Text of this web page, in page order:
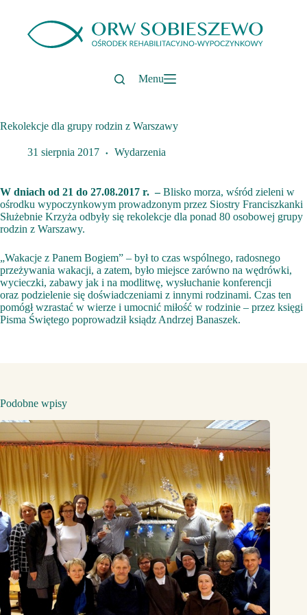
Menu
Rekolekcje dla grupy rodzin z Warszawy
31 sierpnia 2017 Wydarzenia
W dniach od 21 do 27.08.2017 r. –Blisko morza, wśród zieleni w
ośrodku wypoczynkowym prowadzonym przez Siostry Franciszkanki
Służebnie Krzyża odbyły się rekolekcje dla ponad 80 osobowej grupy
rodzin z Warszawy.
„Wakacje z Panem Bogiem” – był to czas wspólnego, radosnego
przeżywania wakacji, a zatem, było miejsce zarówno na wędrówki,
wycieczki, zabawy jak i na modlitwę, wysłuchanie konferencji
oraz podzielenie się doświadczeniami z innymi rodzinami. Czas ten
pomógł wzrastać w wierze i umocnić miłość w rodzinie – przez księgi
Pisma Świętego poprowadził ksiądz Andrzej Banaszek.
Podobne wpisy